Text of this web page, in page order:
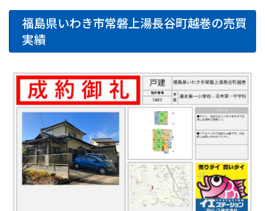
福島県いわき市常磐上湯長谷町越巻の売買
実績